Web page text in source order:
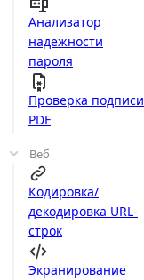
Анализатор
надежности
пароля
Проверка подписи
PDF
Веб
Кодировка/
декодировка URL-
строк
Экранирование